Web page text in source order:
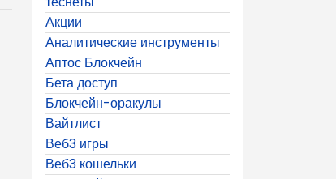
Акции
Аналитические инструменты
Аптос Блокчейн
Бета доступ
Блокчейн-оракулы
Вайтлист
Веб3 игры
Веб3 кошельки